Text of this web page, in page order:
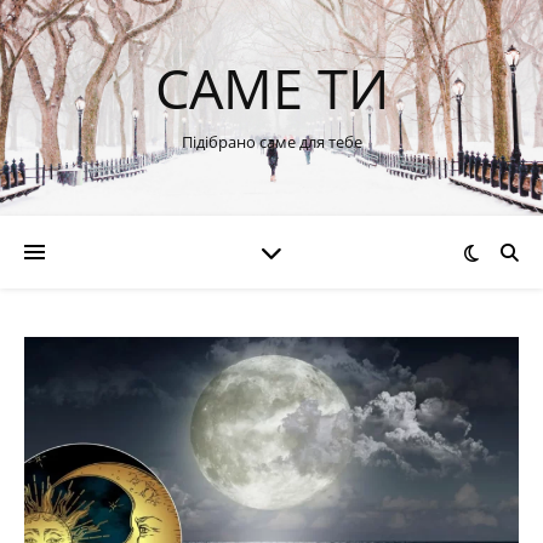
САМЕ ТИ
Підібрано саме для тебе